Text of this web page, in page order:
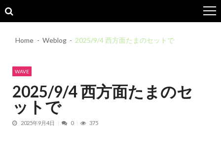
to
to
Home Weblog 2025/9/4 西方面たまのセットで
WAVE
2025/9/4 西方面たまのセ
ットで
2025年9月4日 0 375